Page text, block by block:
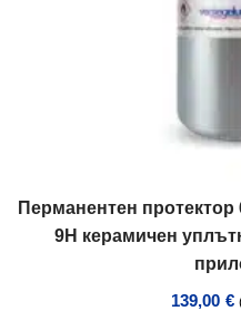
Перманентен протектор
9H керамичен
139,00 €